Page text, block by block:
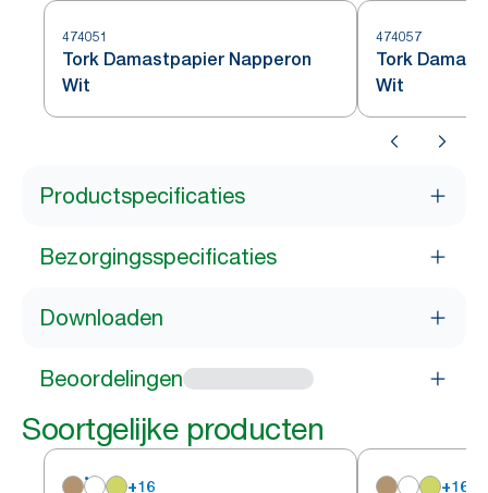
474051
Tork Damastpapier Napperon
Wit
474057
Tork
Wit
Productspecificaties
Bezorgingsspecificaties
Downloaden
Beoordelingen
Soortgelijke producten
+16 +16